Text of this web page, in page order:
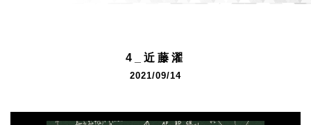
【2026年10月】ARエキスパートコース
【2026年10月】XRプロフェッショナル
4_近藤濯
2021/09/14